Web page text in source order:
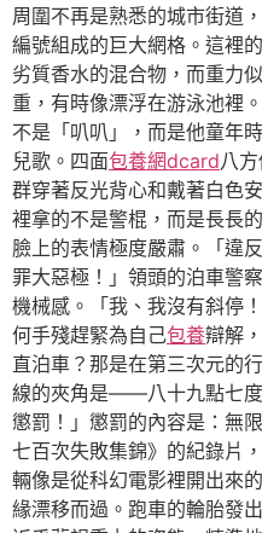
周圍不再是熟悉的城市街道
編號組成的巨大網格。這裡
劣質香水的混合物，而重力
重，有時像漂浮在游泳池裡
不是「叭叭」，而是他童年
兒歌。四面包養網dcard八
群穿著反光背心和戴著白色
裡拿的不是警棍，而是長長
臉上的表情極度嚴肅。「違
罪大惡極！」領頭的泊車警
機械感。「我、我沒有斜停
何手殘趕緊為自己包養辯解
直泊車？那是在第三次元的
線的夾角是——八十九點七
懲罰！」懲罰的內容是：無
七百次失敗集錦》的紀錄片
輛像是從科幻電影裡開出來
緣漂移而過。跑車的輪胎發